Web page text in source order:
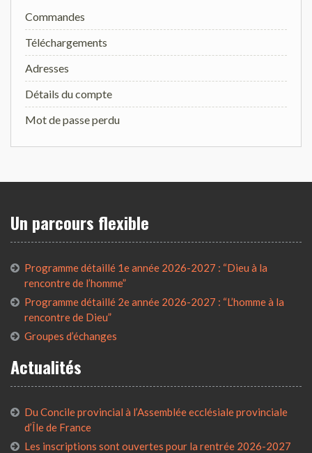
Commandes
Téléchargements
Adresses
Détails du compte
Mot de passe perdu
Un parcours flexible
Programme détaillé 1e année 2026-2027 : “Dieu à la
rencontre de l’homme”
Programme détaillé 2e année 2026-2027 : “L’homme à la
rencontre de Dieu”
Groupes d’échanges
Actualités
Du Concile provincial à l’Assemblée ecclésiale provinciale
d’Île de France
Les inscriptions sont ouvertes pour la rentrée 2026-2027